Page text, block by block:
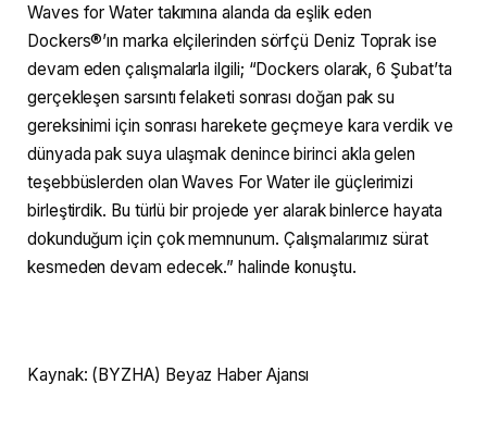
Waves for Water takımına alanda da eşlik eden
Dockers®’ın marka elçilerinden sörfçü Deniz Toprak ise
devam eden çalışmalarla ilgili; “Dockers olarak, 6 Şubat’ta
gerçekleşen sarsıntı felaketi sonrası doğan pak su
gereksinimi için sonrası harekete geçmeye kara verdik ve
dünyada pak suya ulaşmak denince birinci akla gelen
teşebbüslerden olan Waves For Water ile güçlerimizi
birleştirdik. Bu türlü bir projede yer alarak binlerce hayata
dokunduğum için çok memnunum. Çalışmalarımız sürat
kesmeden devam edecek.” halinde konuştu.
Kaynak: (BYZHA) Beyaz Haber Ajansı